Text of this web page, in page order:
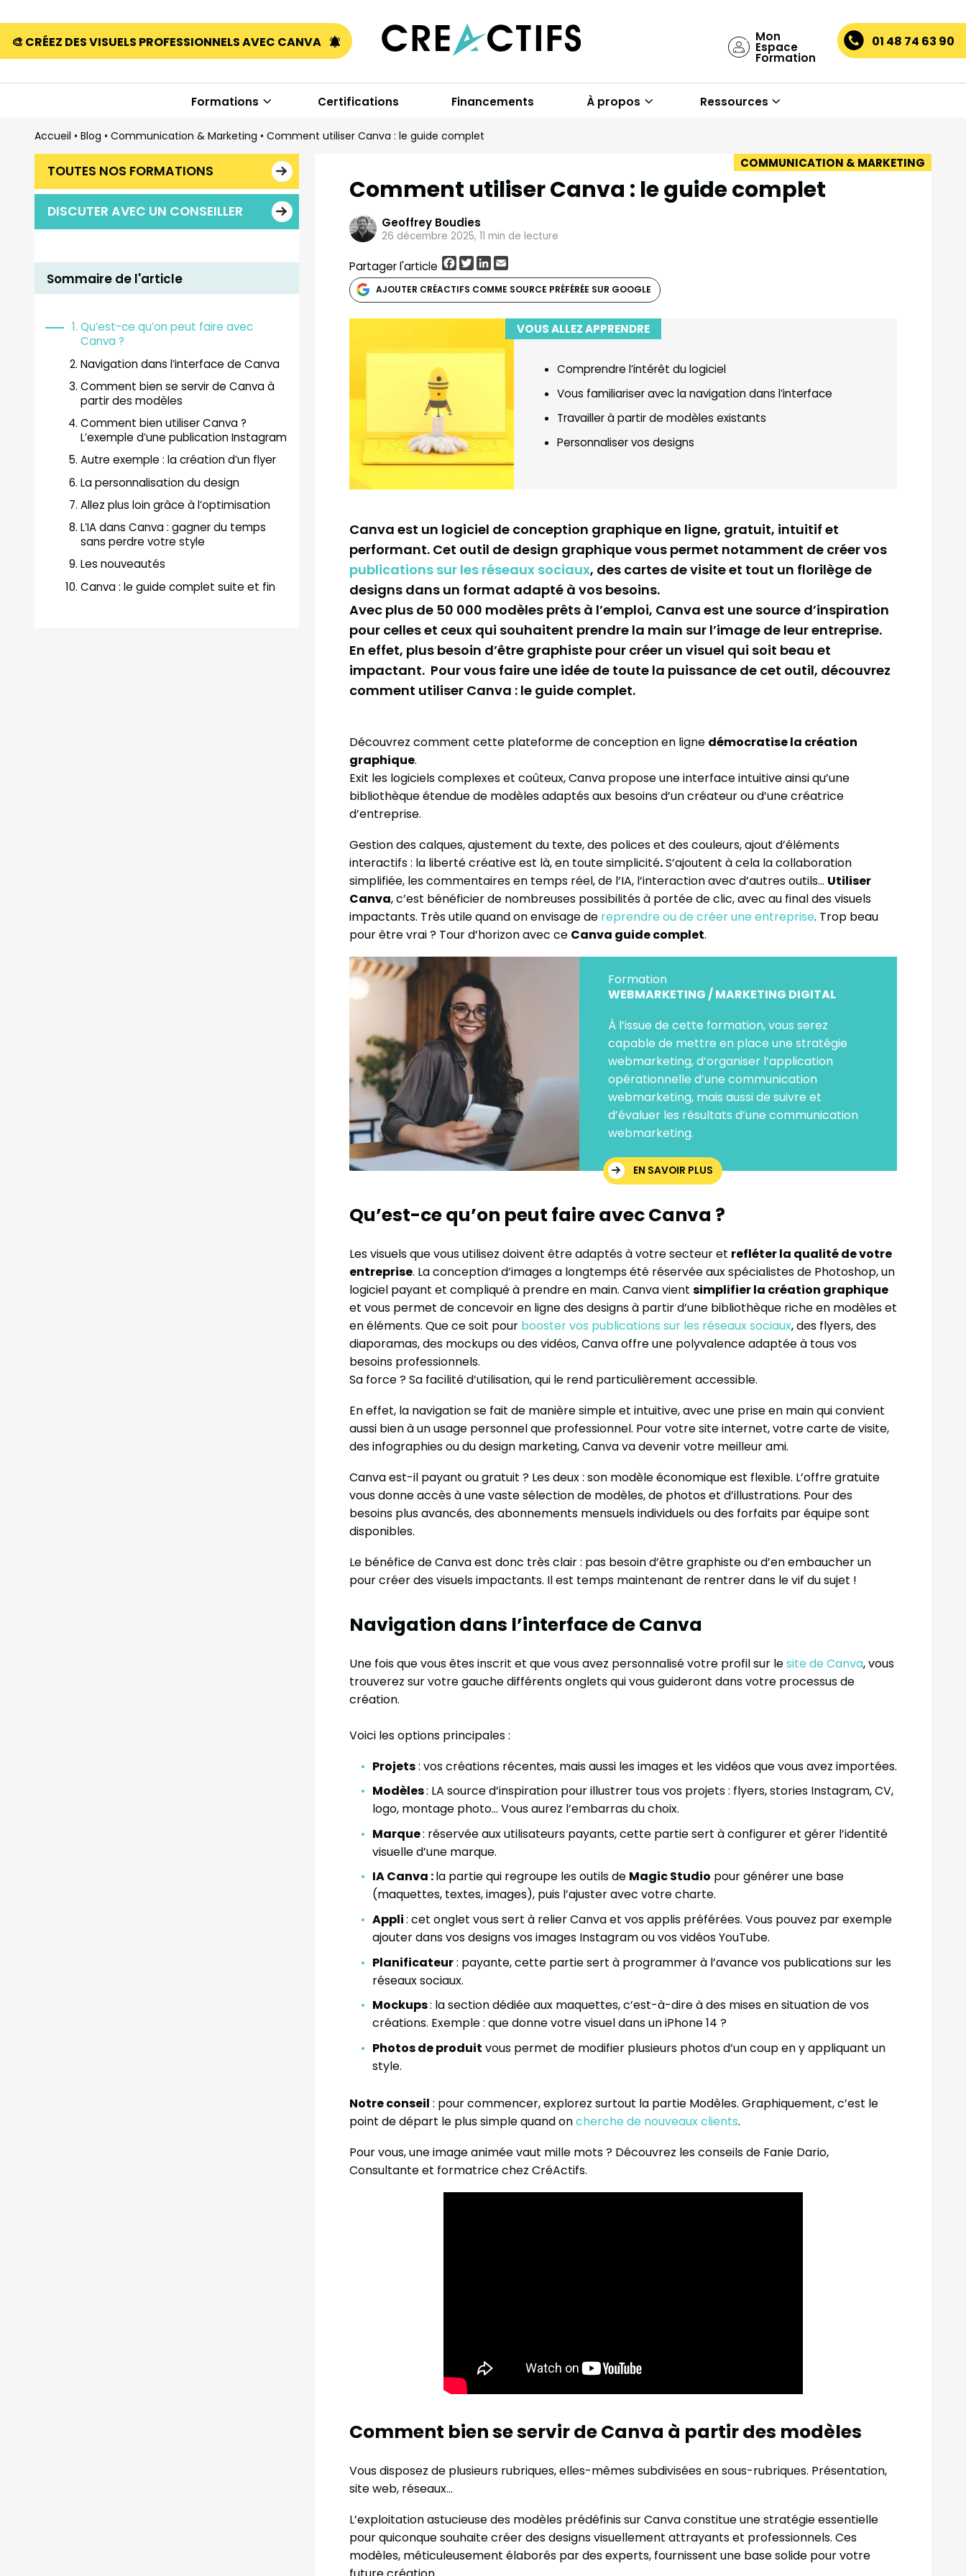
Mon
Espace
Formation
01 48 74 63 90
🎨 CRÉEZ DES VISUELS PROFESSIONNELS AVEC CANVA
Formations Certifications Financements À propos Ressources
Accueil • Blog • Communication & Marketing • Comment utiliser Canva : le guide complet
TOUTES NOS FORMATIONS
DISCUTER AVEC UN CONSEILLER
Sommaire de l'article
Qu’est-ce qu’on peut faire avec
Canva ?
Navigation dans l’interface de Canva
Comment bien se servir de Canva à
partir des modèles
Comment bien utiliser Canva ?
L’exemple d’une publication Instagram
Autre exemple : la création d’un flyer
La personnalisation du design
Allez plus loin grâce à l’optimisation
L’IA dans Canva : gagner du temps
sans perdre votre style
Les nouveautés
Canva : le guide complet suite et fin
Comment utiliser Canva : le guide complet
COMMUNICATION & MARKETING
Geoffrey Boudies
26 décembre 2025, 11 min de lecture
Partager l'article Facebook
TwitterLinkedIn
AJOUTER CRÉACTIFS COMME SOURCE PRÉFÉRÉE SUR GOOGLE
VOUS ALLEZ APPRENDRE
Comprendre l’intérêt du logiciel
Vous familiariser avec la navigation dans l’interface
Travailler à partir de modèles existants
Personnaliser vos designs
Canva est un logiciel de conception graphique en ligne, gratuit, intuitif et
performant. Cet outil de design graphique vous permet notamment de créer vos
publications sur les réseaux sociaux, des cartes de visite et tout un florilège de
designs dans un format adapté à vos besoins.
Avec plus de 50 000 modèles prêts à l’emploi, Canva est une source d’inspiration
pour celles et ceux qui souhaitent prendre la main sur l’image de leur entreprise.
En effet, plus besoin d’être graphiste pour créer un visuel qui soit beau et
impactant. Pour vous faire une idée de toute la puissance de cet outil, découvrez
comment utiliser Canva : le guide complet.
Découvrez comment cette plateforme de conception en ligne démocratise la création
graphique.
Exit les logiciels complexes et coûteux, Canva propose une interface intuitive ainsi qu’une
bibliothèque étendue de modèles adaptés aux besoins d’un créateur ou d’une créatrice
d’entreprise.
Gestion des calques, ajustement du texte, des polices et des couleurs, ajout d’éléments
interactifs : la liberté créative est là, en toute simplicité.S’ajoutent à cela la collaboration
simplifiée, les commentaires en temps réel, de l’IA, l’interaction avec d’autres outils… Utiliser
Canva, c’est bénéficier de nombreuses possibilités à portée de clic, avec au final des visuels
impactants. Très utile quand on envisage de reprendre ou de créer une entreprise. Trop beau
pour être vrai ? Tour d’horizon avec ce Canva guide complet.
Formation
WEBMARKETING / MARKETING DIGITAL
À l’issue de cette formation, vous serez
capable de mettre en place une stratégie
webmarketing, d’organiser l’application
opérationnelle d’une communication
webmarketing, mais aussi de suivre et
d’évaluer les résultats d’une communication
webmarketing.
EN SAVOIR PLUS
Qu’est-ce qu’on peut faire avec Canva ?
Les visuels que vous utilisez doivent être adaptés à votre secteur et refléter la qualité de votre
entreprise. La conception d’images a longtemps été réservée aux spécialistes de Photoshop, un
logiciel payant et compliqué à prendre en main. Canva vient simplifier la création graphique
et vous permet de concevoir en ligne des designs à partir d’une bibliothèque riche en modèles et
en éléments. Que ce soit pour booster vos publications sur les réseaux sociaux, des flyers, des
diaporamas, des mockups ou des vidéos, Canva offre une polyvalence adaptée à tous vos
besoins professionnels.
Sa force ? Sa facilité d’utilisation, qui le rend particulièrement accessible.
En effet, la navigation se fait de manière simple et intuitive, avec une prise en main qui convient
aussi bien à un usage personnel que professionnel. Pour votre site internet, votre carte de visite,
des infographies ou du design marketing, Canva va devenir votre meilleur ami.
Canva est-il payant ou gratuit ? Les deux : son modèle économique est flexible. L’offre gratuite
vous donne accès à une vaste sélection de modèles, de photos et d’illustrations. Pour des
besoins plus avancés, des abonnements mensuels individuels ou des forfaits par équipe sont
disponibles.
Le bénéfice de Canva est donc très clair : pas besoin d’être graphiste ou d’en embaucher un
pour créer des visuels impactants. Il est temps maintenant de rentrer dans le vif du sujet !
Navigation dans l’interface de Canva
Une fois que vous êtes inscrit et que vous avez personnalisé votre profil sur lesite de Canva, vous
trouverez sur votre gauche différents onglets qui vous guideront dans votre processus de
création.
Voici les options principales :
Projets: vos créations récentes, mais aussi les images et les vidéos que vous avez importées.
Modèles: LA source d’inspiration pour illustrer tous vos projets : flyers, stories Instagram, CV,
logo, montage photo… Vous aurez l’embarras du choix.
Marque: réservée aux utilisateurs payants, cette partie sert à configurer et gérer l’identité
visuelle d’une marque.
IA Canva :la partie qui regroupe les outils de Magic Studio pour générer une base
(maquettes, textes, images), puis l’ajuster avec votre charte.
Appli: cet onglet vous sert à relier Canva et vos applis préférées. Vous pouvez par exemple
ajouter dans vos designs vos images Instagram ou vos vidéos YouTube.
Planificateur: payante, cette partie sert à programmer à l’avance vos publications sur les
réseaux sociaux.
Mockups: la section dédiée aux maquettes, c’est-à-dire à des mises en situation de vos
créations. Exemple : que donne votre visuel dans un iPhone 14 ?
Photos de produit vous permet de modifier plusieurs photos d’un coup en y appliquant un
style.
Notre conseil : pour commencer, explorez surtout la partie Modèles. Graphiquement, c’est le
point de départ le plus simple quand oncherche de nouveaux clients.
Pour vous, une image animée vaut mille mots ? Découvrez les conseils de Fanie Dario,
Consultante et formatrice chez CréActifs.
Comment bien se servir de Canva à partir des modèles
Vous disposez de plusieurs rubriques, elles-mêmes subdivisées en sous-rubriques. Présentation,
site web, réseaux…
L’exploitation astucieuse des modèles prédéfinis sur Canva constitue une stratégie essentielle
pour quiconque souhaite créer des designs visuellement attrayants et professionnels. Ces
modèles, méticuleusement élaborés par des experts, fournissent une base solide pour votre